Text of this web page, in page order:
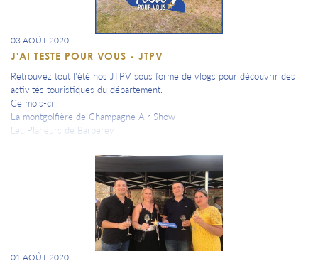
03 AOÛT 2020
J'AI TESTE POUR VOUS - JTPV
Retrouvez tout l'été nos JTPV sous forme de vlogs pour découvrir des
activités touristiques du département.
Ce mois-ci :
La montgolfière de Champagne Air Show
Les Planeurs de Barberey
01 AOÛT 2020